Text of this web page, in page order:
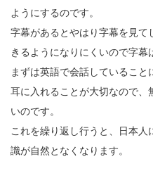
ようにするのです。
字幕があるとやはり字幕を見
きるようになりにくいので字幕
まずは英語で会話しているこ
耳に入れることが大切なので
いのです。
これを繰り返し行うと、日本
識が自然となくなります。